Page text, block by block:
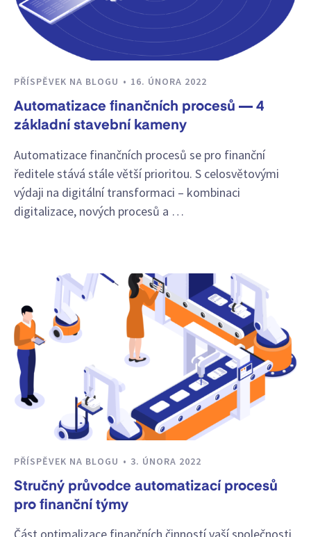
PŘÍSPĚVEK NA BLOGU 16. ÚNORA 2022
Automatizace finančních procesů — 4
základní stavební kameny
Automatizace finančních procesů se pro finanční
ředitele stává stále větší prioritou. S celosvětovými
výdaji na digitální transformaci – kombinaci
digitalizace, nových procesů a …
PŘÍSPĚVEK NA BLOGU 3. ÚNORA 2022
Stručný průvodce automatizací procesů
pro finanční týmy